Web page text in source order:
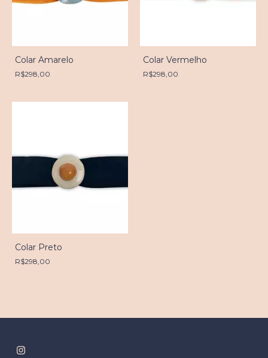
Colar Amarelo
R$298,00
Colar Vermelho
R$298,00
Colar Preto
R$298,00